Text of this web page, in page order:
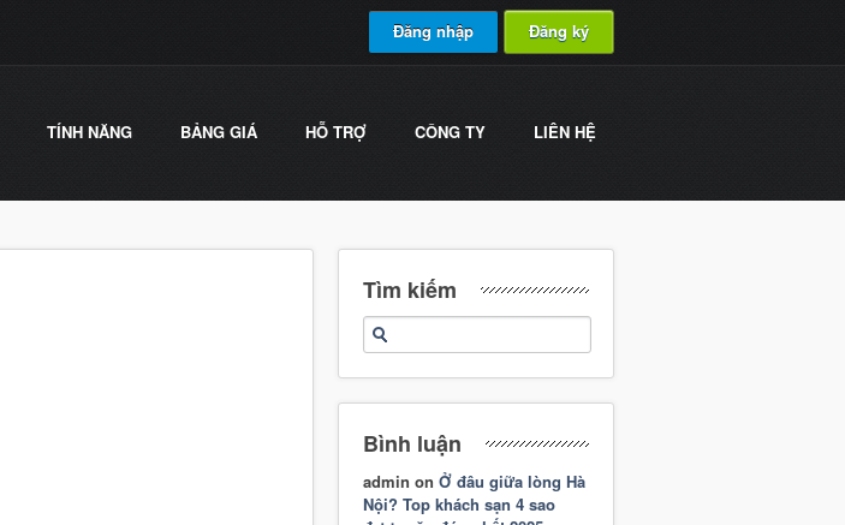
Đăng nhập Đăng ký
TÍNH NĂNG BẢNG GIÁ HỖ TRỢ CÔNG TY LIÊN HỆ
Tìm kiếm
Bình luận
admin on Ở đâu giữa lòng Hà
Nội? Top khách sạn 4 sao